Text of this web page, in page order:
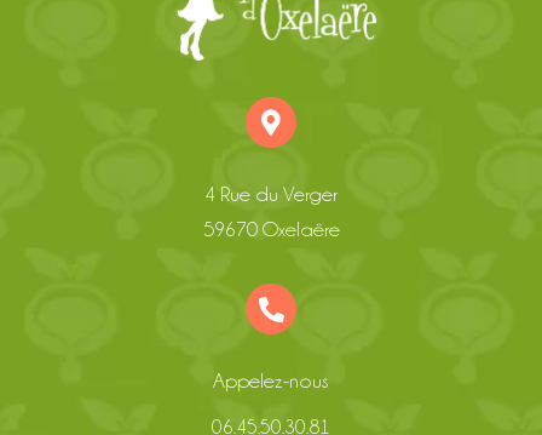
4 Rue du Verger
59670 Oxelaëre
Appelez-nous
06.45.50.30.81